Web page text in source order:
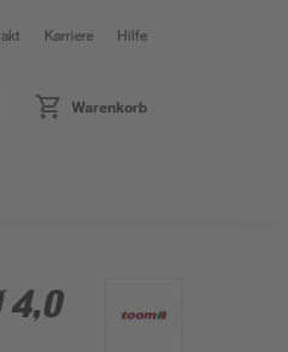
Karriere Hilfe
Warenkorb
4,0